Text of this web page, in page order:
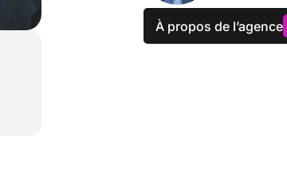
À propos de l’agence